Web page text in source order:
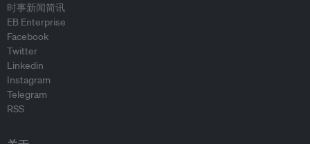
时事新闻简讯
EB Enterprise
Facebook
Twitter
Linkedin
Instagram
Telegram
RSS